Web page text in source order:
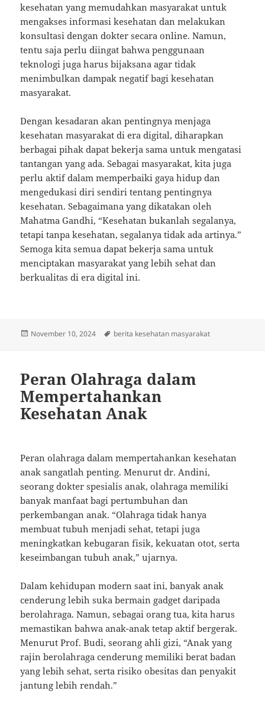
kesehatan yang memudahkan masyarakat untuk
mengakses informasi kesehatan dan melakukan
konsultasi dengan dokter secara online. Namun,
tentu saja perlu diingat bahwa penggunaan
teknologi juga harus bijaksana agar tidak
menimbulkan dampak negatif bagi kesehatan
masyarakat.
Dengan kesadaran akan pentingnya menjaga
kesehatan masyarakat di era digital, diharapkan
berbagai pihak dapat bekerja sama untuk mengatasi
tantangan yang ada. Sebagai masyarakat, kita juga
perlu aktif dalam memperbaiki gaya hidup dan
mengedukasi diri sendiri tentang pentingnya
kesehatan. Sebagaimana yang dikatakan oleh
Mahatma Gandhi, “Kesehatan bukanlah segalanya,
tetapi tanpa kesehatan, segalanya tidak ada artinya.”
Semoga kita semua dapat bekerja sama untuk
menciptakan masyarakat yang lebih sehat dan
berkualitas di era digital ini.
Posted
November 10, 2024 Tags
berita kesehatan masyarakat
Peran Olahraga dalam
Mempertahankan
Kesehatan Anak
Peran olahraga dalam mempertahankan kesehatan
anak sangatlah penting. Menurut dr. Andini,
seorang dokter spesialis anak, olahraga memiliki
banyak manfaat bagi pertumbuhan dan
perkembangan anak. “Olahraga tidak hanya
membuat tubuh menjadi sehat, tetapi juga
meningkatkan kebugaran fisik, kekuatan otot, serta
keseimbangan tubuh anak,” ujarnya.
Dalam kehidupan modern saat ini, banyak anak
cenderung lebih suka bermain gadget daripada
berolahraga. Namun, sebagai orang tua, kita harus
memastikan bahwa anak-anak tetap aktif bergerak.
Menurut Prof. Budi, seorang ahli gizi, “Anak yang
rajin berolahraga cenderung memiliki berat badan
yang lebih sehat, serta risiko obesitas dan penyakit
jantung lebih rendah.”